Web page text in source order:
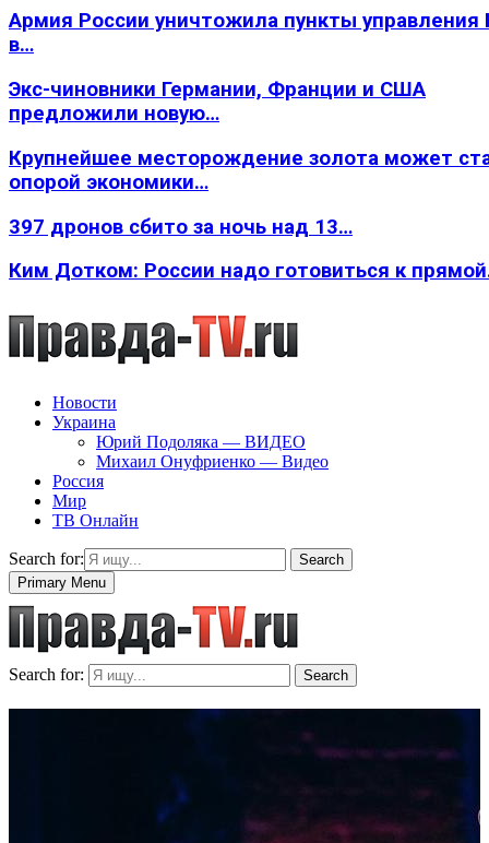
Армия России уничтожила пункты
в…
Экс-чиновники Германии, Франции и США
предложили новую…
Крупнейшее месторождение золота может
опорой экономики…
397 дронов сбито за ночь над 13…
Ким Дотком: России надо готовиться к
Новости
Украина
Юрий Подоляка — ВИДЕО
Михаил Онуфриенко — Видео
Россия
Мир
ТВ Онлайн
Search for:
Search
Primary Menu
Search for: Search